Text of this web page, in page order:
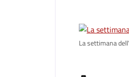
La settimana